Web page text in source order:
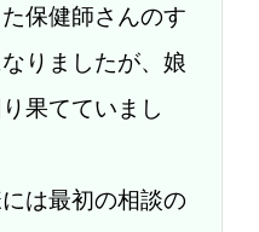
保健師さんのす
りましたが、娘
果てていまし
は最初の相談の